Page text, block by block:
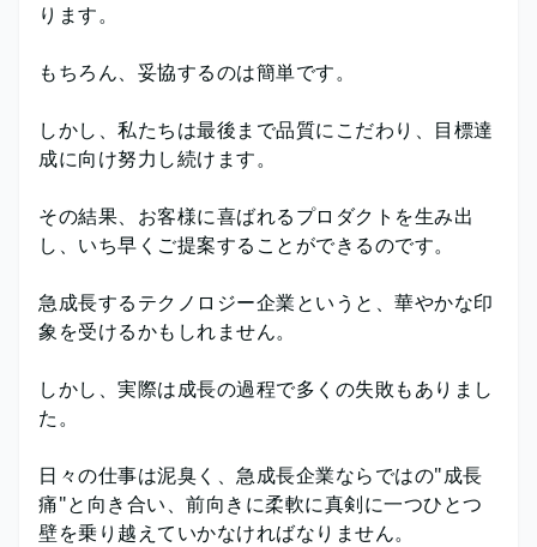
ります。
もちろん、妥協するのは簡単です。
しかし、私たちは最後まで品質にこだわり、目標達
成に向け努力し続けます。
その結果、お客様に喜ばれるプロダクトを生み出
し、いち早くご提案することができるのです。
急成長するテクノロジー企業というと、華やかな印
象を受けるかもしれません。
しかし、実際は成長の過程で多くの失敗もありまし
た。
日々の仕事は泥臭く、急成長企業ならではの"成長
痛"と向き合い、前向きに柔軟に真剣に一つひとつ
壁を乗り越えていかなければなりません。